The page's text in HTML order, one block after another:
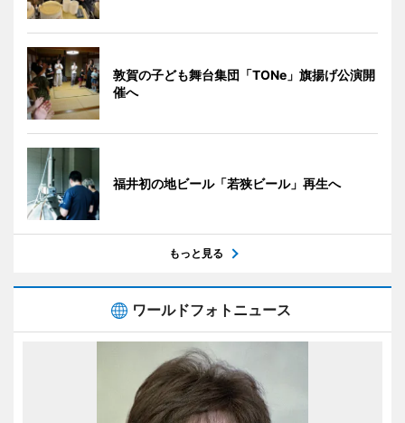
敦賀の子ども舞台集団「TONe」旗揚げ公演開
催へ
福井初の地ビール「若狭ビール」再生へ
もっと見る
ワールドフォトニュース